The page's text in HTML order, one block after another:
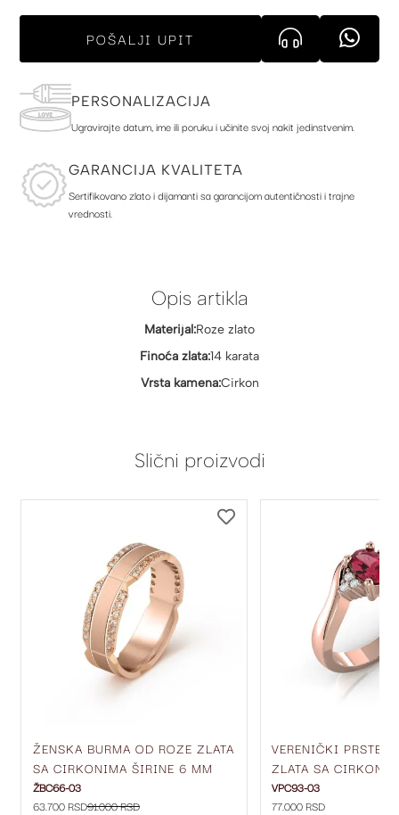
POŠALJI UPIT
PERSONALIZACIJA
Ugravirajte datum, ime ili poruku i učinite svoj nakit jedinstvenim.
GARANCIJA KVALITETA
Sertifikovano zlato i dijamanti sa garancijom autentičnosti i trajne
vrednosti.
Opis artikla
Materijal:Roze zlato
Finoća zlata:14 karata
Vrsta kamena:Cirkon
Slični proizvodi
ŽENSKA BURMA OD ROZE ZLATA
SA CIRKONIMA ŠIRINE 6 MM
ŽBC66-03
ŽBC66-03
63.700 RSD91.000 RSD
VERENIČKI PRSTEN
ZLATA SA
VPC93-03
77.000 RSD